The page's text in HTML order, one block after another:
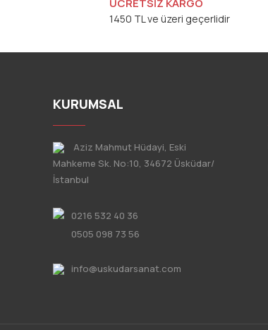
1450 TL ve üzeri geçerlidir
KURUMSAL
Aziz Mahmut Hüdayi, Eski
Mahkeme Sk. No:10, 34672 Üsküdar/
İstanbul
0216 532 40 36
0505 098 73 56
info@uskudarsanat.com